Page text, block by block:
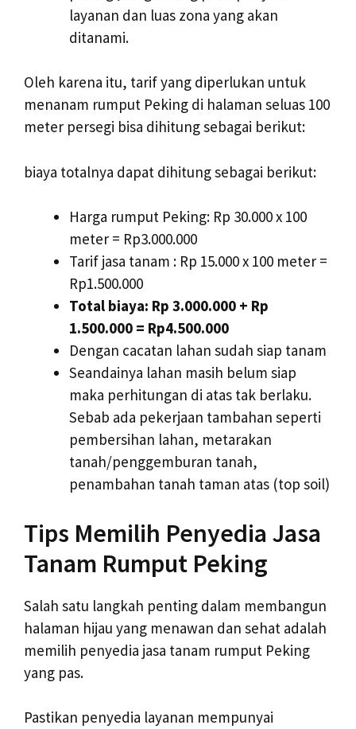
layanan dan luas zona yang akan
ditanami.
Oleh karena itu, tarif yang diperlukan untuk
menanam rumput Peking di halaman seluas 100
meter persegi bisa dihitung sebagai berikut:
biaya totalnya dapat dihitung sebagai berikut:
Harga rumput Peking: Rp 30.000 x 100
meter = Rp3.000.000
Tarif jasa tanam : Rp 15.000 x 100 meter =
Rp1.500.000
Total biaya: Rp 3.000.000 + Rp
1.500.000 = Rp4.500.000
Dengan cacatan lahan sudah siap tanam
Seandainya lahan masih belum siap
maka perhitungan di atas tak berlaku.
Sebab ada pekerjaan tambahan seperti
pembersihan lahan, metarakan
tanah/penggemburan tanah,
penambahan tanah taman atas (top soil)
Tips Memilih Penyedia Jasa
Tanam Rumput Peking
Salah satu langkah penting dalam membangun
halaman hijau yang menawan dan sehat adalah
memilih penyedia jasa tanam rumput Peking
yang pas.
Pastikan penyedia layanan mempunyai